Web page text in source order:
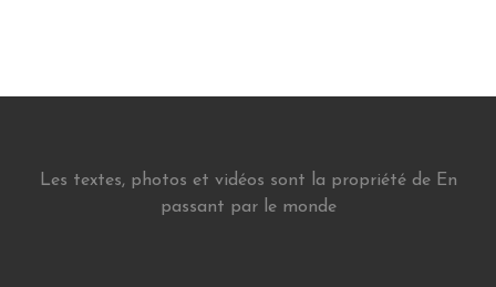
Les textes, photos et vidéos sont la propriété de En
passant par le monde